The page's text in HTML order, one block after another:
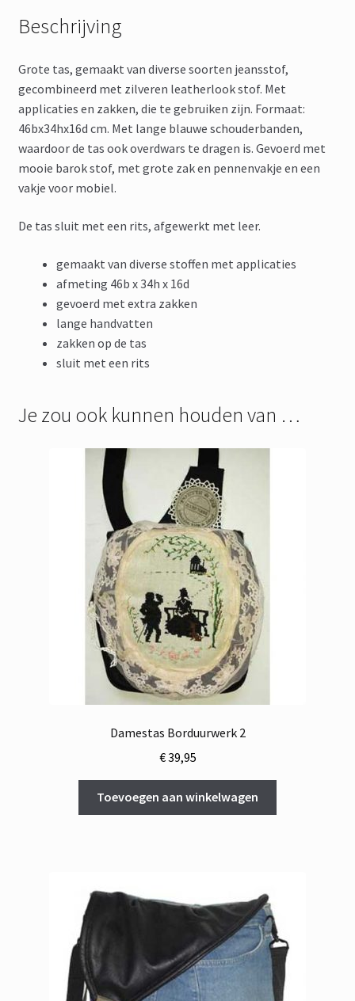
Beschrijving
Grote tas, gemaakt van diverse soorten jeansstof,
gecombineerd met zilveren leatherlook stof. Met
applicaties en zakken, die te gebruiken zijn. Formaat:
46bx34hx16d cm. Met lange blauwe schouderbanden,
waardoor de tas ook overdwars te dragen is. Gevoerd met
mooie barok stof, met grote zak en pennenvakje en een
vakje voor mobiel.
De tas sluit met een rits, afgewerkt met leer.
gemaakt van diverse stoffen met applicaties
afmeting 46b x 34h x 16d
gevoerd met extra zakken
lange handvatten
zakken op de tas
sluit met een rits
Je zou ook kunnen houden van …
Damestas Borduurwerk 2
€39,95
Toevoegen aan winkelwagen